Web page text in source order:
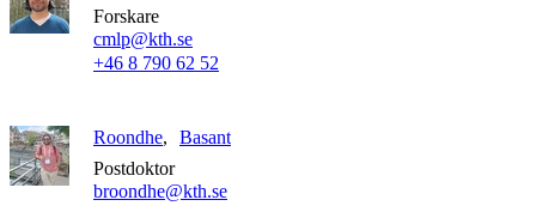
Forskare
cmlp@kth.se
+46 8 790 62 52
Roondhe
Basant
Postdoktor
broondhe@kth.se